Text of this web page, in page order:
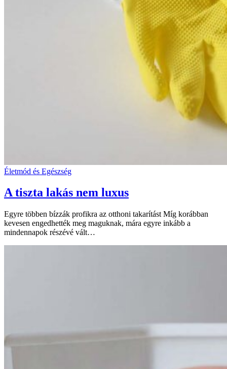
Életmód és Egészség
A tiszta lakás nem luxus
Egyre többen bízzák profikra az otthoni takarítást Míg korábban
kevesen engedhették meg maguknak, mára egyre inkább a
mindennapok részévé vált…